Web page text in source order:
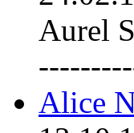
Aurel
Alice